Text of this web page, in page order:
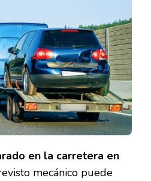
en la carretera en
mecánico puede